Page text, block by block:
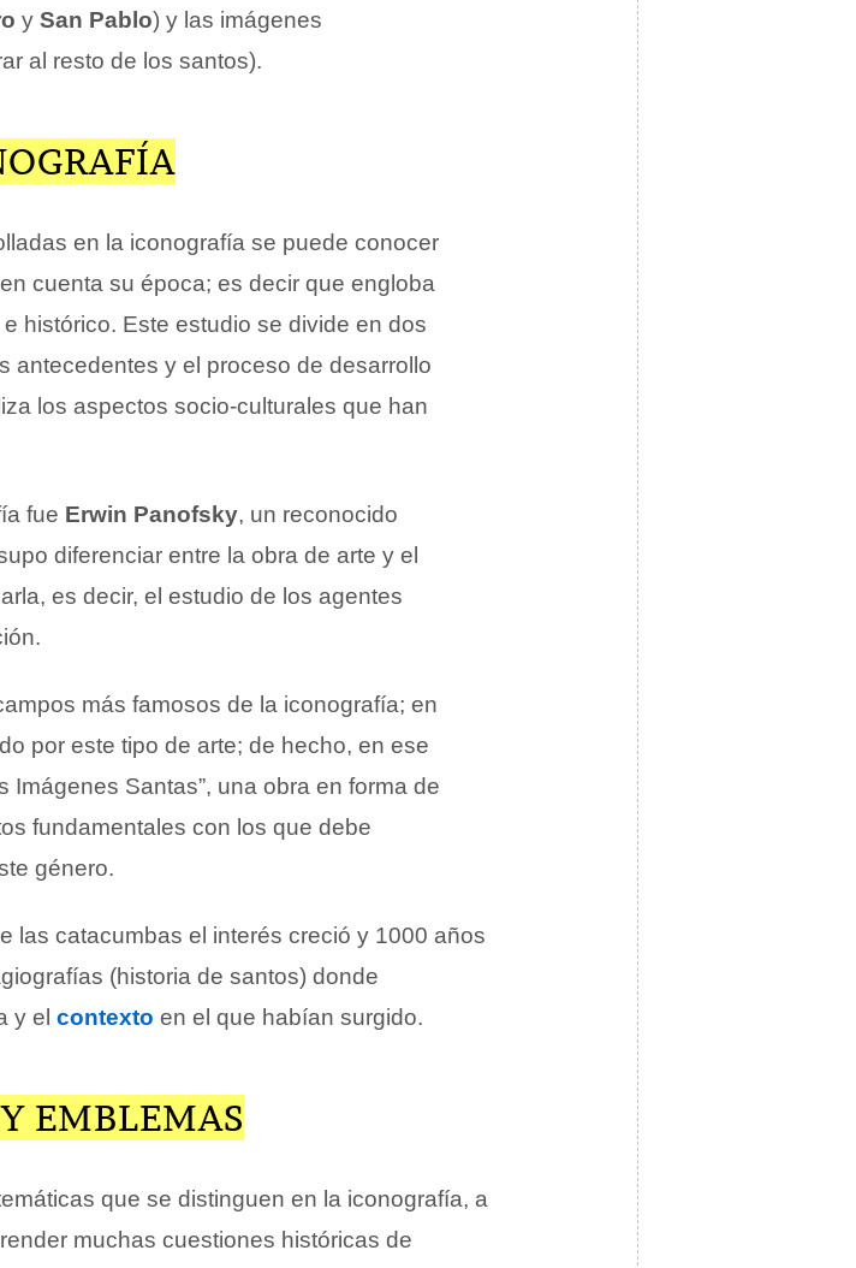
y San Pablo) y las imágenes
al resto de los santos).
en la iconografía se puede conocer
cuenta su época; es decir que engloba
histórico. Este estudio se divide en dos
antecedentes y el proceso de desarrollo
los aspectos socio-culturales que han
fue Erwin Panofsky, un reconocido
diferenciar entre la obra de arte y el
es decir, el estudio de los agentes
más famosos de la iconografía; en
por este tipo de arte; de hecho, en ese
Imágenes Santas”, una obra en forma de
fundamentales con los que debe
género.
las catacumbas el interés creció y 1000 años
(historia de santos) donde
y el contexto en el que habían surgido.
EMBLEMAS
que se distinguen en la iconografía, a
muchas cuestiones históricas de